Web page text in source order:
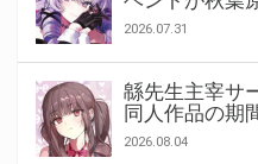
2026.07.31
緜先生主宰サ
同人作品の期
2026.08.04